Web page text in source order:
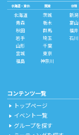
北海道・東北
北海道
青森
秋田
岩手
山形
宮城
福島
関東
茨城
栃木
群馬
埼玉
千葉
東京
神奈川
北陸
新潟
富山
福井
石川
コンテンツ一覧
play_arrow トップページ
play_arrow イベント一覧
play_arrow グループを探す